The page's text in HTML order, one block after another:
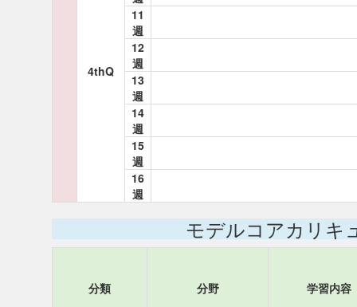
4thQ
11
週
12
週
13
週
14
週
15
週
16
週
モデルコアカリキ
分類 分野 学習内容